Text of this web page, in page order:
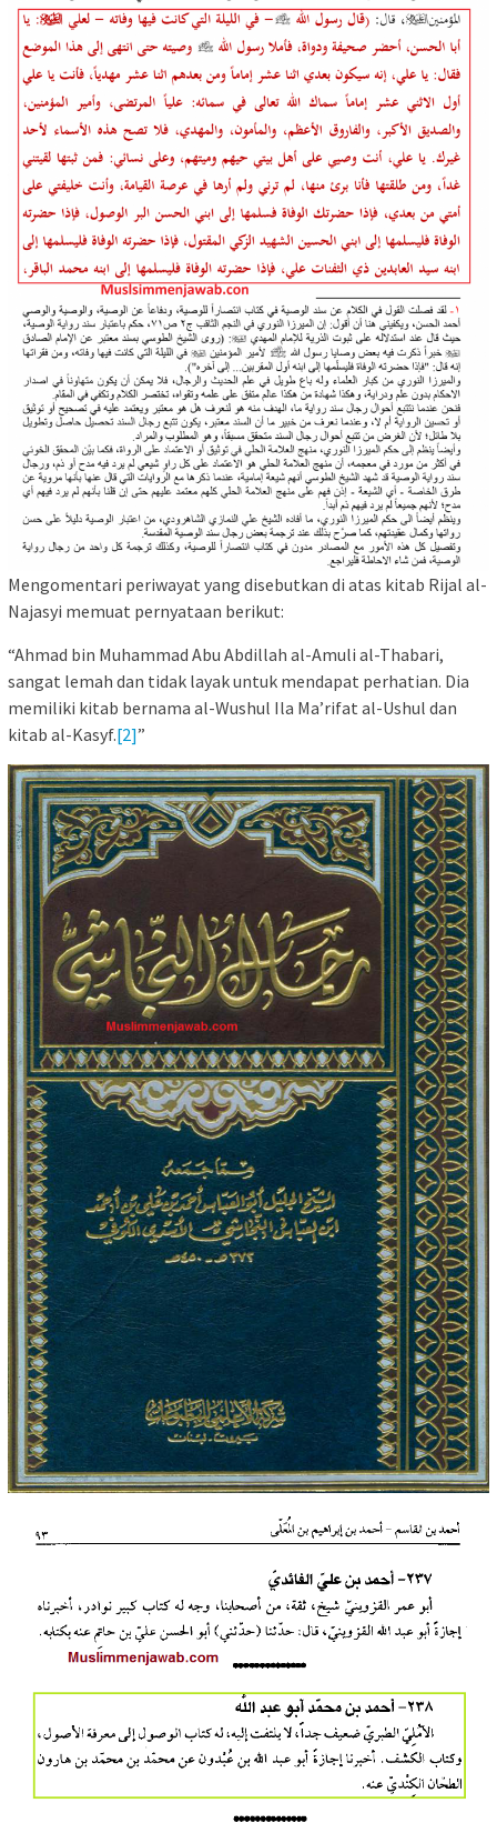
Mengomentari periwayat yang disebutkan di atas kitab Rijal al-
Najasyi memuat pernyataan berikut:
“Ahmad bin Muhammad Abu Abdillah al-Amuli al-Thabari,
sangat lemah dan tidak layak untuk mendapat perhatian. Dia
memiliki kitab bernama al-Wushul Ila Ma’rifat al-Ushul dan
kitab al-Kasyf.[2]”